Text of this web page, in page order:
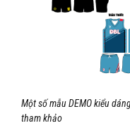
Một số mẫu DEMO kiểu
tham khảo